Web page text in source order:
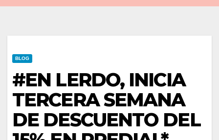
BLOG
#EN LERDO, INICIA
TERCERA SEMANA
DE DESCUENTO DEL